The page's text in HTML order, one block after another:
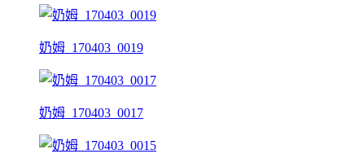
奶姆_170403_0019
奶姆_170403_0017